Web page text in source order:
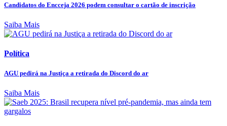
Candidatos do Encceja 2026 podem consultar o cartão de inscrição
Saiba Mais
Política
AGU pedirá na Justiça a retirada do Discord do ar
Saiba Mais